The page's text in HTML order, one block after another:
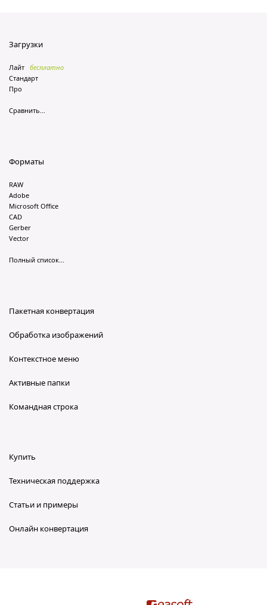
Загрузки
Лайт бесплатно
Стандарт
Про
Сравнить...
Форматы
RAW
Adobe
Microsoft Office
CAD
Gerber
Vector
Полный список...
Пакетная конвертация
Обработка изображений
Контекстное меню
Активные папки
Командная строка
Купить
Техническая поддержка
Статьи и примеры
Онлайн конвертация